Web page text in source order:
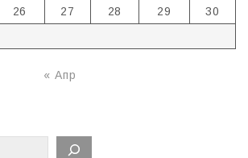
26 27 28 29
30
« Апр